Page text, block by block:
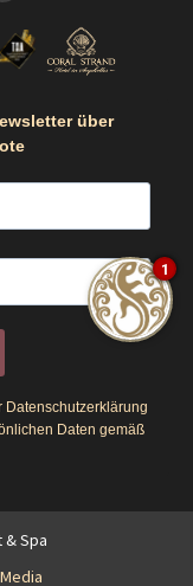
über
Datenschutzerklärung
Daten gemäß
Spa
1